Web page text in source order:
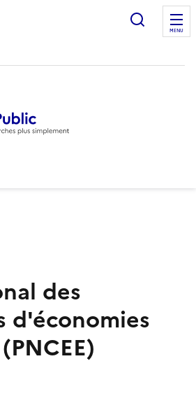
Ouvrir
MENU
des